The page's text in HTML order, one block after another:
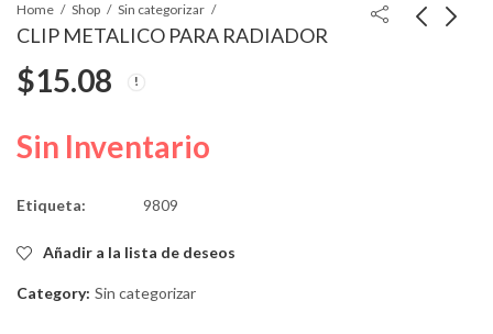
Home Shop Sin categorizar
CLIP METALICO PARA RADIADOR
$15.08
Sin Inventario
Etiqueta: 9809
Añadir a la lista de deseos
Category: Sin categorizar